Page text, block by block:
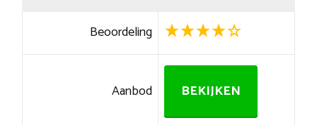
Beoordeling
Aanbod BEKIJKEN